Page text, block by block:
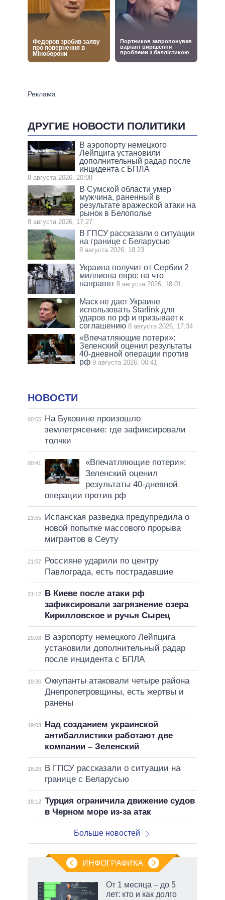
ДРУГИЕ НОВОСТИ ПОЛИТИКИ
В аэропорту немецкого
Лейпцига установили
дополнительный радар после
инцидента с БПЛА
8 августа 2026, 20:08
В Сумской области умер
мужчина, раненный в
результате вражеской атаки на
рынок в Белополье
8 августа 2026, 17:27
В ГПСУ рассказали о ситуации
на границе с Беларусью
8 августа 2026, 18:23
Украина получит от Сербии 2
миллиона евро: на что
направят 8 августа 2026, 18:01
Маск не дает Украине
использовать Starlink для
ударов по рф и призывает к
соглашению 8 августа 2026, 17:34
«Впечатляющие потери»:
Зеленский оценил результаты
40-дневной операции против
рф 9 августа 2026, 00:41
НОВОСТИ
00:55
На Буковине произошло
землетрясение: где зафиксировали
толчки
00:41
«Впечатляющие потери»:
Зеленский оценил
результаты 40-дневной
операции против рф
23:55
Испанская разведка предупредила о
новой попытке массового прорыва
мигрантов в Сеуту
21:57
Россияне ударили по центру
Павлограда, есть пострадавшие
21:12
В Киеве после атаки рф
зафиксировали загрязнение озера
Кирилловское и ручья Сырец
20:08
В аэропорту немецкого Лейпцига
установили дополнительный радар
после инцидента с БПЛА
19:36 Оккупанты атаковали четыре района
Днепропетровщины, есть жертвы и
ранены
19:03
Над созданием украинской
антибаллистики работают две
компании – Зеленский
18:23
В ГПСУ рассказали о ситуации на
границе с Беларусью
18:12 Турция ограничила движение судов
в Черном море из-за атак
Больше новостей
ИНФОГРАФИКА
От 1 месяца – до 5
лет: кто и как долго